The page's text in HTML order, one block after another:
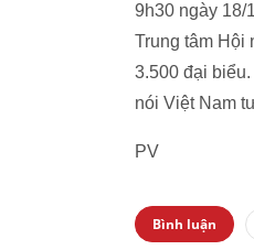
9h30 ngày 18/
Trung tâm Hội
3.500 đại
nói Việt Nam
PV
Bình luận